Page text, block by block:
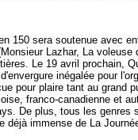
150 sera soutenue avec
Lazhar, La
Le 19 avril prochain,
inégalée pour
pour plaire tant au grand
franco-canadienne et
De plus, tous les
déjà immense de La